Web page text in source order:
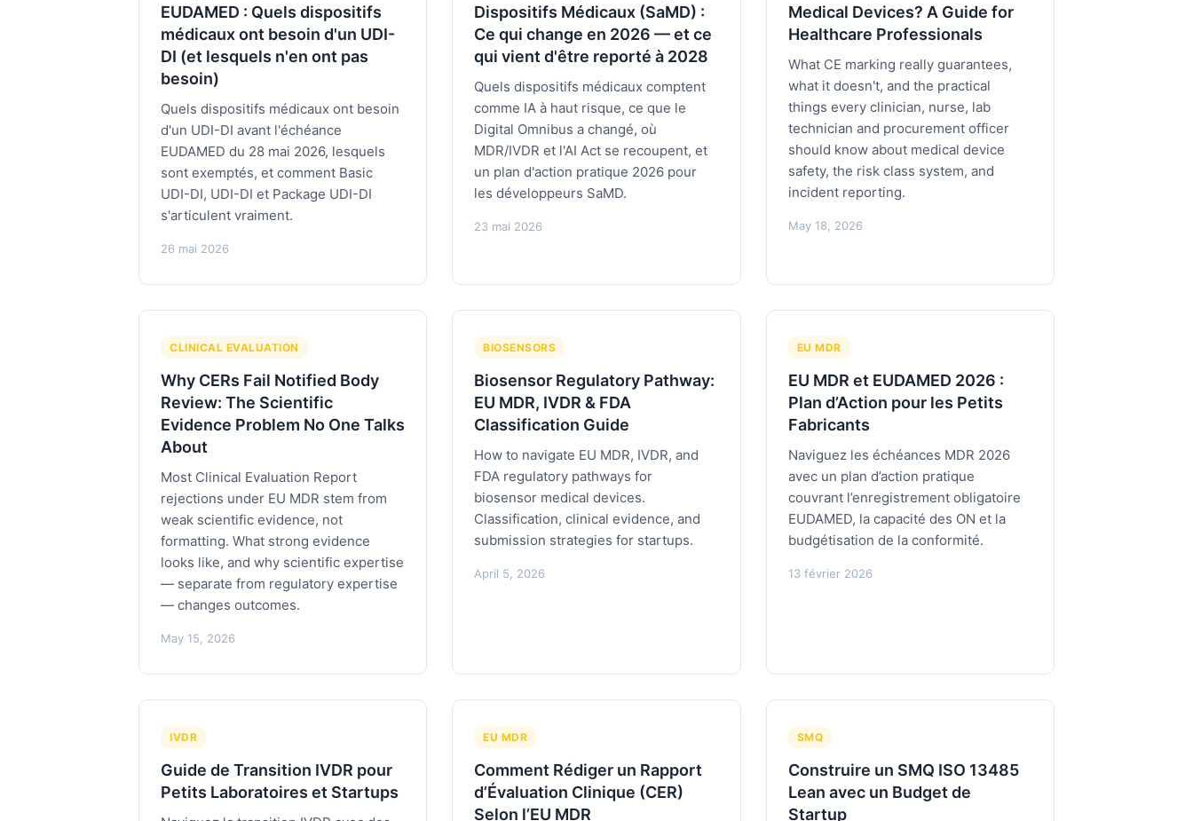
EUDAMED : Quels dispositifs
médicaux ont besoin d'un UDI-
DI (et lesquels n'en ont pas
besoin)
Quels dispositifs médicaux ont besoin
d'un UDI-DI avant l'échéance
EUDAMED du 28 mai 2026, lesquels
sont exemptés, et comment Basic
UDI-DI, UDI-DI et Package UDI-DI
s'articulent vraiment.
26 mai 2026
Dispositifs Médicaux (SaMD) :
Ce qui change en 2026 — et ce
qui vient d'être reporté à 2028
Quels dispositifs médicaux comptent
comme IA à haut risque, ce que le
Digital Omnibus a changé, où
MDR/IVDR et l'AI Act se recoupent, et
un plan d'action pratique 2026 pour
les développeurs SaMD.
23 mai 2026
Medical Devices? A Guide for
Healthcare Professionals
What CE marking really guarantees,
what it doesn't, and the practical
things every clinician, nurse, lab
technician and procurement officer
should know about medical device
safety, the risk class system, and
incident reporting.
May 18, 2026
CLINICAL EVALUATION
Why CERs Fail Notified Body
Review: The Scientific
Evidence Problem No One Talks
About
Most Clinical Evaluation Report
rejections under EU MDR stem from
weak scientific evidence, not
formatting. What strong evidence
looks like, and why scientific expertise
— separate from regulatory expertise
— changes outcomes.
May 15, 2026
BIOSENSORS
Biosensor Regulatory Pathway:
EU MDR, IVDR & FDA
Classification Guide
How to navigate EU MDR, IVDR, and
FDA regulatory pathways for
biosensor medical devices.
Classification, clinical evidence, and
submission strategies for startups.
April 5, 2026
EU MDR
EU MDR et EUDAMED 2026 :
Plan d’Action pour les Petits
Fabricants
Naviguez les échéances MDR 2026
avec un plan d’action pratique
couvrant l’enregistrement obligatoire
EUDAMED, la capacité des ON et la
budgétisation de la conformité.
13 février 2026
IVDR
Guide de Transition IVDR pour
Petits Laboratoires et Startups
EU MDR
Comment Rédiger un Rapport
d’Évaluation Clinique (CER)
Selon l’EU MDR
SMQ
Construire un SMQ ISO 13485
Lean avec un Budget de
Startup